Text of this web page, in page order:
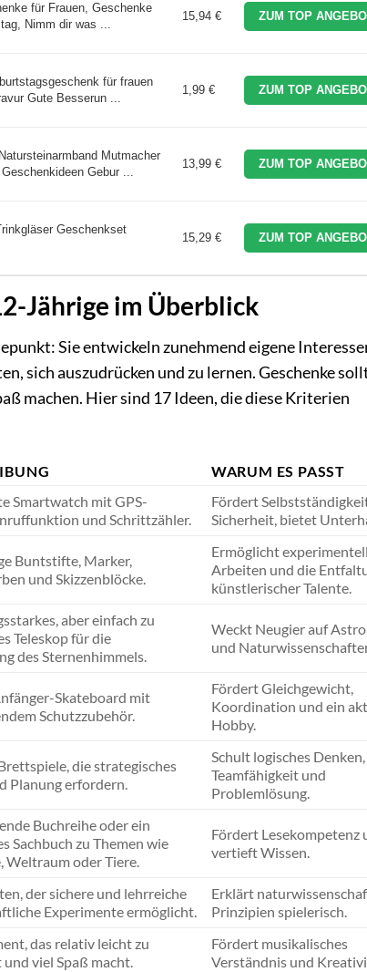
für Frauen, Geschenke
Nimm dir was ...
15,94 € ZUM TOP
für frauen
Gute Besserun ...
1,99 € ZUM TOP
Mutmacher
Gebur ...
13,99 € ZUM TOP
Geschenkset
15,29 € ZUM TOP
Jährige im Überblick
Sie entwickeln zunehmend eigene
sich auszudrücken und zu lernen. Geschenke
machen. Hier sind 17 Ideen, die diese Kriterien
WARUM ES PASST
Smartwatch mit GPS-
und Schrittzähler.
Fördert
Sicherheit, bietet
Buntstifte, Marker,
und Skizzenblöcke.
Ermöglicht
Arbeiten und die
künstlerischer Talente.
aber einfach zu
Teleskop für die
des Sternenhimmels.
Weckt Neugier auf
und
Skateboard mit
Schutzzubehör.
Fördert Gleichgewicht,
Koordination und ein
Hobby.
die strategisches
Planung erfordern.
Schult logisches Denken,
Teamfähigkeit und
Problemlösung.
Buchreihe oder ein
Sachbuch zu Themen wie
Weltraum oder Tiere.
Fördert Lesekompetenz
vertieft Wissen.
der sichere und lehrreiche
Experimente ermöglicht.
Erklärt
Prinzipien spielerisch.
das relativ leicht zu
viel Spaß macht.
Fördert musikalisches
Verständnis und